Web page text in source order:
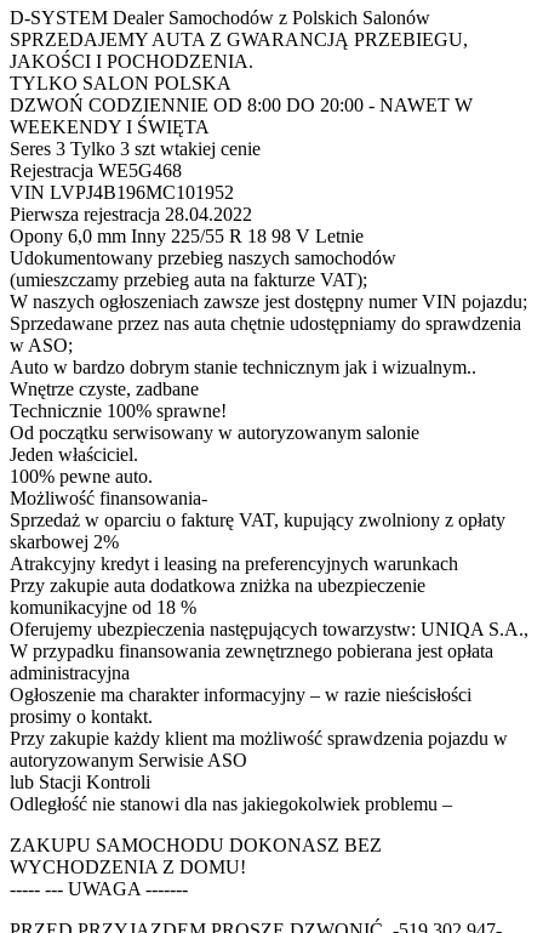
D-SYSTEM Dealer Samochodów z Polskich Salonów
SPRZEDAJEMY AUTA Z GWARANCJĄ PRZEBIEGU,
JAKOŚCI I POCHODZENIA.
TYLKO SALON POLSKA
DZWOŃ CODZIENNIE OD 8:00 DO 20:00 - NAWET W
WEEKENDY I ŚWIĘTA
Seres 3 Tylko 3 szt wtakiej cenie
Rejestracja WE5G468
VIN LVPJ4B196MC101952
Pierwsza rejestracja 28.04.2022
Opony 6,0 mm Inny 225/55 R 18 98 V Letnie
Udokumentowany przebieg naszych samochodów
(umieszczamy przebieg auta na fakturze VAT);
W naszych ogłoszeniach zawsze jest dostępny numer VIN pojazdu;
Sprzedawane przez nas auta chętnie udostępniamy do sprawdzenia
w ASO;
Auto w bardzo dobrym stanie technicznym jak i wizualnym..
Wnętrze czyste, zadbane
Technicznie 100% sprawne!
Od początku serwisowany w autoryzowanym salonie
Jeden właściciel.
100% pewne auto.
Możliwość finansowania-
Sprzedaż w oparciu o fakturę VAT, kupujący zwolniony z opłaty
skarbowej 2%
Atrakcyjny kredyt i leasing na preferencyjnych warunkach
Przy zakupie auta dodatkowa zniżka na ubezpieczenie
komunikacyjne od 18 %
Oferujemy ubezpieczenia następujących towarzystw: UNIQA S.A.,
W przypadku finansowania zewnętrznego pobierana jest opłata
administracyjna
Ogłoszenie ma charakter informacyjny – w razie nieścisłości
prosimy o kontakt.
Przy zakupie każdy klient ma możliwość sprawdzenia pojazdu w
autoryzowanym Serwisie ASO
lub Stacji Kontroli
Odległość nie stanowi dla nas jakiegokolwiek problemu –
ZAKUPU SAMOCHODU DOKONASZ BEZ
WYCHODZENIA Z DOMU!
----- --- UWAGA -------